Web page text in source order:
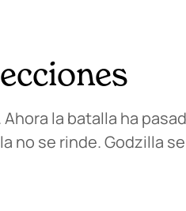
la batalla ha
no se rinde. Godzilla